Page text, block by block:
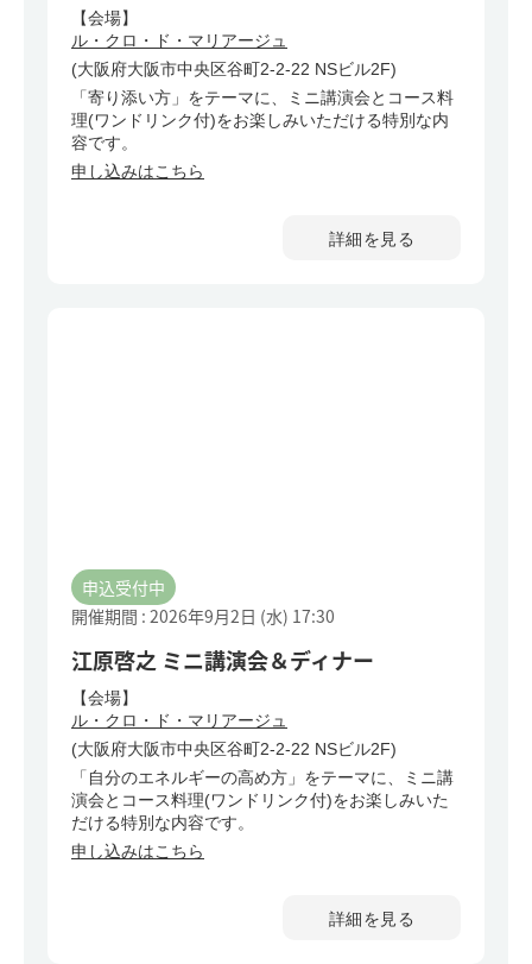
【会場】
ル・クロ・ド・マリアージュ
(大阪府大阪市中央区谷町2-2-22 NSビル2F)
「寄り添い方」をテーマに、ミニ講演会とコース料
理(ワンドリンク付)をお楽しみいただける特別な内
容です。
申し込みはこちら
詳細を見る
申込受付中
開催期間 : 2026年9月2日 (水) 17:30
江原啓之 ミニ講演会＆ディナー
【会場】
ル・クロ・ド・マリアージュ
(大阪府大阪市中央区谷町2-2-22 NSビル2F)
「自分のエネルギーの高め方」をテーマに、ミニ講
演会とコース料理(ワンドリンク付)をお楽しみいた
だける特別な内容です。
申し込みはこちら
詳細を見る